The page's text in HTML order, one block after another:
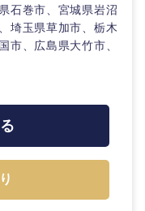
石巻市、宮城県岩沼
埼玉県草加市、栃木
市、広島県大竹市、